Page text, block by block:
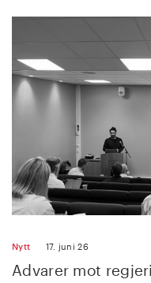
Nytt 17. juni 26
Advarer mot